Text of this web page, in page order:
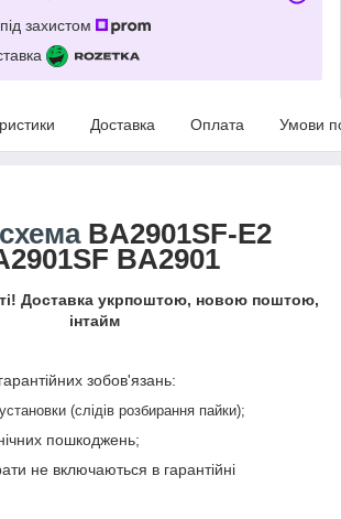
захистом
Доставка Оплата Умови
BA2901SF-E2
BA2901
Доставка укрпоштою, новою поштою,
інтайм
зобов'язань:
(слідів розбирання пайки);
пошкоджень;
не включаються в гарантійні